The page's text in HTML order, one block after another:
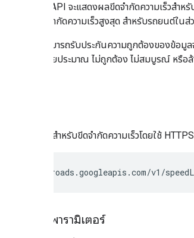
Roads API จะแสดงผลขีดจำกัดความเร็วสำ
ผลการจำกัดความเร็วสูงสุด สำหรับรถยนต์ใน
เราไม่สามารถรับประกันความถูกต้องของข้อมู
ข้อมูลโดยประมาณ ไม่ถูกต้อง ไม่สมบูรณ์ หรือ
ส่งคำขอสำหรับขีดจำกัดความเร็วโดยใช้
https://roads.googleapis.com/v1/
การใช้พารามิเตอร์